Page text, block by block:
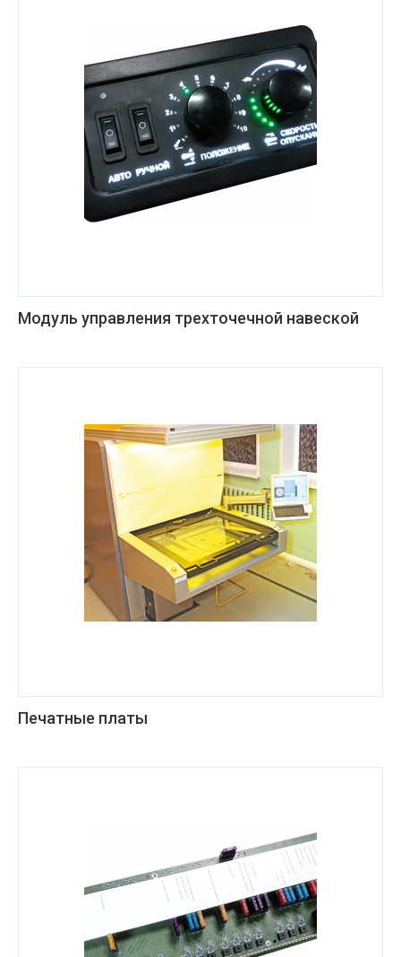
Модуль управления трехточечной навеской
Печатные платы